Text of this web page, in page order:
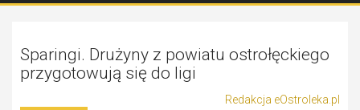
Sparingi. Drużyny z powiatu ostrołęckiego
przygotowują się do ligi
Redakcja eOstroleka.pl